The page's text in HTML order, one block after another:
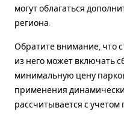
могут облагаться
региона.
Обратите внимание, что
из него может включать
минимальную цену
применения
рассчитывается с